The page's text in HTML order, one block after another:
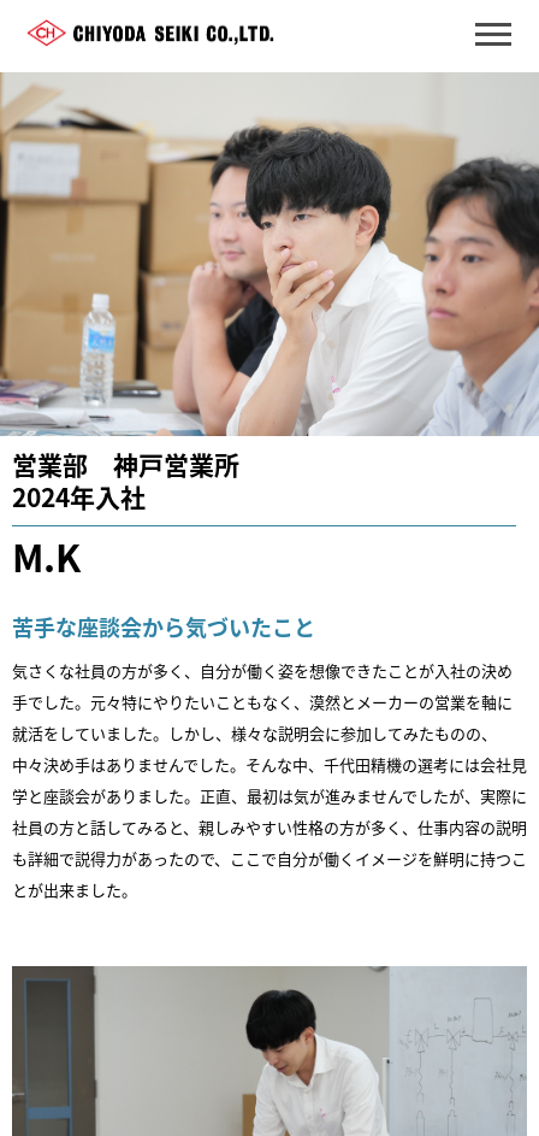
営業部 神戸営業所
2024年入社
M.K
苦手な座談会から気づいたこと
気さくな社員の方が多く、自分が働く姿を想像できたことが入社の決め
手でした。元々特にやりたいこともなく、漠然とメーカーの営業を軸に
就活をしていました。しかし、様々な説明会に参加してみたものの、
中々決め手はありませんでした。そんな中、千代田精機の選考には会社見
学と座談会がありました。正直、最初は気が進みませんでしたが、実際に
社員の方と話してみると、親しみやすい性格の方が多く、仕事内容の説明
も詳細で説得力があったので、ここで自分が働くイメージを鮮明に持つこ
とが出来ました。